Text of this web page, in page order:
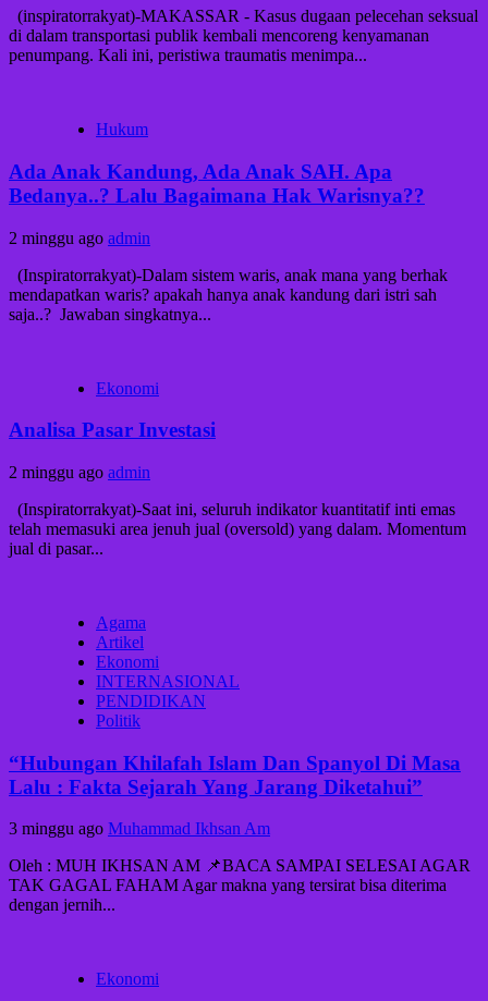
(inspiratorrakyat)-MAKASSAR - Kasus dugaan pelecehan seksual
di dalam transportasi publik kembali mencoreng kenyamanan
penumpang. Kali ini, peristiwa traumatis menimpa...
Hukum
Ada Anak Kandung, Ada Anak SAH. Apa
Bedanya..? Lalu Bagaimana Hak Warisnya??
2 minggu ago admin
(Inspiratorrakyat)-Dalam sistem waris, anak mana yang berhak
mendapatkan waris? apakah hanya anak kandung dari istri sah
saja..? Jawaban singkatnya...
Ekonomi
Analisa Pasar Investasi
2 minggu ago admin
(Inspiratorrakyat)-Saat ini, seluruh indikator kuantitatif inti emas
telah memasuki area jenuh jual (oversold) yang dalam. Momentum
jual di pasar...
Agama
Artikel
Ekonomi
INTERNASIONAL
PENDIDIKAN
Politik
“Hubungan Khilafah Islam Dan Spanyol Di Masa
Lalu : Fakta Sejarah Yang Jarang Diketahui”
3 minggu ago Muhammad Ikhsan Am
Oleh : MUH IKHSAN AM 📌BACA SAMPAI SELESAI AGAR
TAK GAGAL FAHAM Agar makna yang tersirat bisa diterima
dengan jernih...
Ekonomi